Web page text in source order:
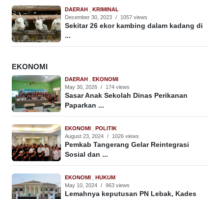
DAERAH
KRIMINAL
December 30, 2023 / 1057 views
Sekitar 26 ekor kambing dalam kadang di
...
EKONOMI
DAERAH
EKONOMI
May 30, 2026 / 174 views
Sasar Anak Sekolah Dinas Perikanan
Paparkan ...
EKONOMI
POLITIK
August 23, 2024 / 1026 views
Pemkab Tangerang Gelar Reintegrasi
Sosial dan ...
EKONOMI
HUKUM
May 10, 2024 / 963 views
Lemahnya keputusan PN Lebak, Kades